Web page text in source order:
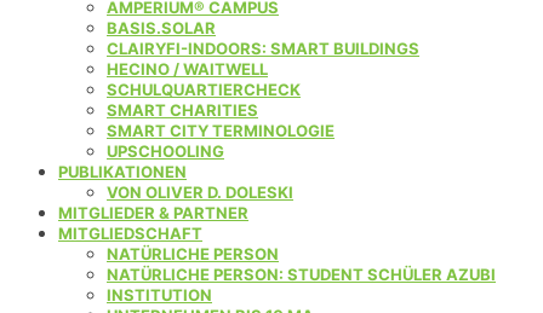
AMPERIUM® CAMPUS
BASIS.SOLAR
CLAIRYFI-INDOORS: SMART BUILDINGS
HECINO / WAITWELL
SCHULQUARTIERCHECK
SMART CHARITIES
SMART CITY TERMINOLOGIE
UPSCHOOLING
PUBLIKATIONEN
VON OLIVER D. DOLESKI
MITGLIEDER & PARTNER
MITGLIEDSCHAFT
NATÜRLICHE PERSON
NATÜRLICHE PERSON: STUDENT SCHÜLER AZUBI
INSTITUTION